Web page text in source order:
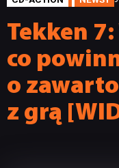
Tekken
co
o
z grą